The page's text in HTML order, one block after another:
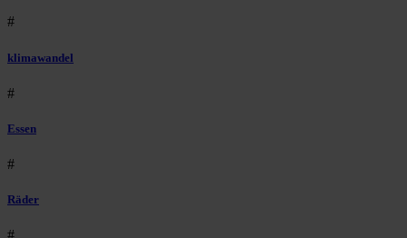
#
klimawandel
#
Essen
#
Räder